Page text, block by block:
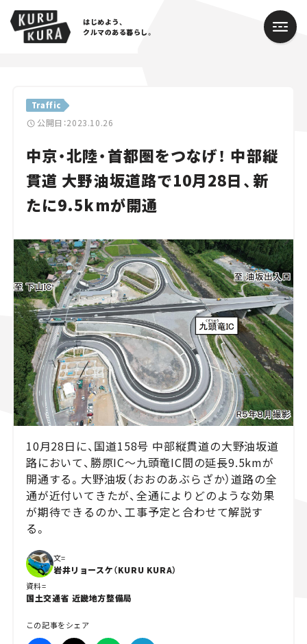
はじめよう、
クルマのある暮らし。
Traffic
公開日：2023.10.26
中京・北陸・首都圏をつなげ！ 中部縦
貫道 大野油坂道路で10月28日、新
たに9.5kmが開通
10月28日に、国道158号 中部縦貫道の大野油坂道
路において、勝原IC～九頭竜IC間の延長9.5kmが
開通する。大野油坂（おおのあぶらざか）道路の全
通が近付いてきたが、全通によりどのような効果
が期待できるのか、工事予定と合わせて解説す
る。
文=
岩井リョースケ（KURU KURA）
資料=
国土交通省 近畿地方整備局
この記事をシェア
Cars
Lifestyle
Traffic
Special
Series
Campaign
人気のハッシュタグ
スズキ ジムニー｜Suzuki Jimny
スズキ｜Suzuki
マツダ｜Mazda
マツダ ロードスター｜Mazda Roadster